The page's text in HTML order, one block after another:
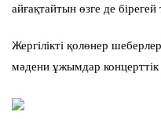
айғақтайтын өзге де
Жергілікті қолөнер
мәдени ұжымдар концерттік